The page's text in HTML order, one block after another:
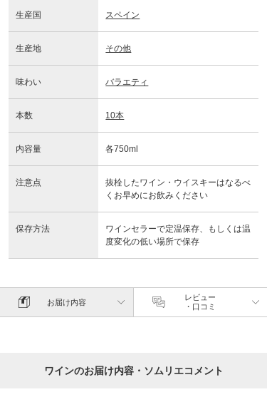
生産国 スペイン
生産地 その他
味わい バラエティ
本数 10本
内容量 各750ml
注意点
抜栓したワイン・ウイスキーはなるべ
くお早めにお飲みください
保存方法
ワインセラーで定温保存、もしくは温
度変化の低い場所で保存
お届け内容
レビュー
・口コミ
ワインのお届け内容・ソムリエコメント